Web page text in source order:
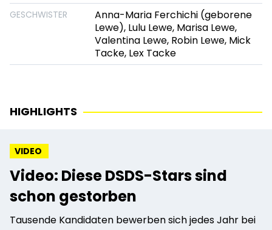
GESCHWISTER
Anna-Maria Ferchichi (geborene
Lewe), Lulu Lewe, Marisa Lewe,
Valentina Lewe, Robin Lewe, Mick
Tacke, Lex Tacke
HIGHLIGHTS
VIDEO
Video: Diese DSDS-Stars sind
schon gestorben
Tausende Kandidaten bewerben sich jedes Jahr bei